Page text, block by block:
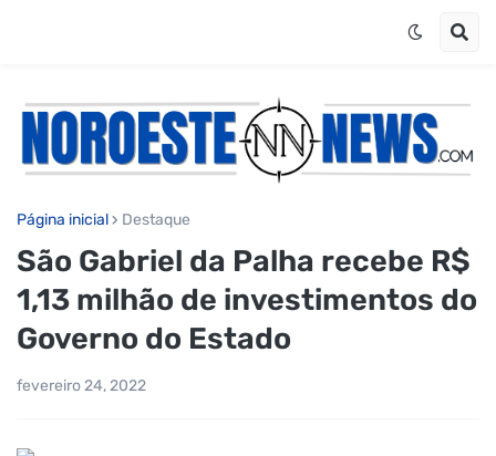
Página inicial Destaque
São Gabriel da Palha recebe R$
1,13 milhão de investimentos do
Governo do Estado
fevereiro 24, 2022